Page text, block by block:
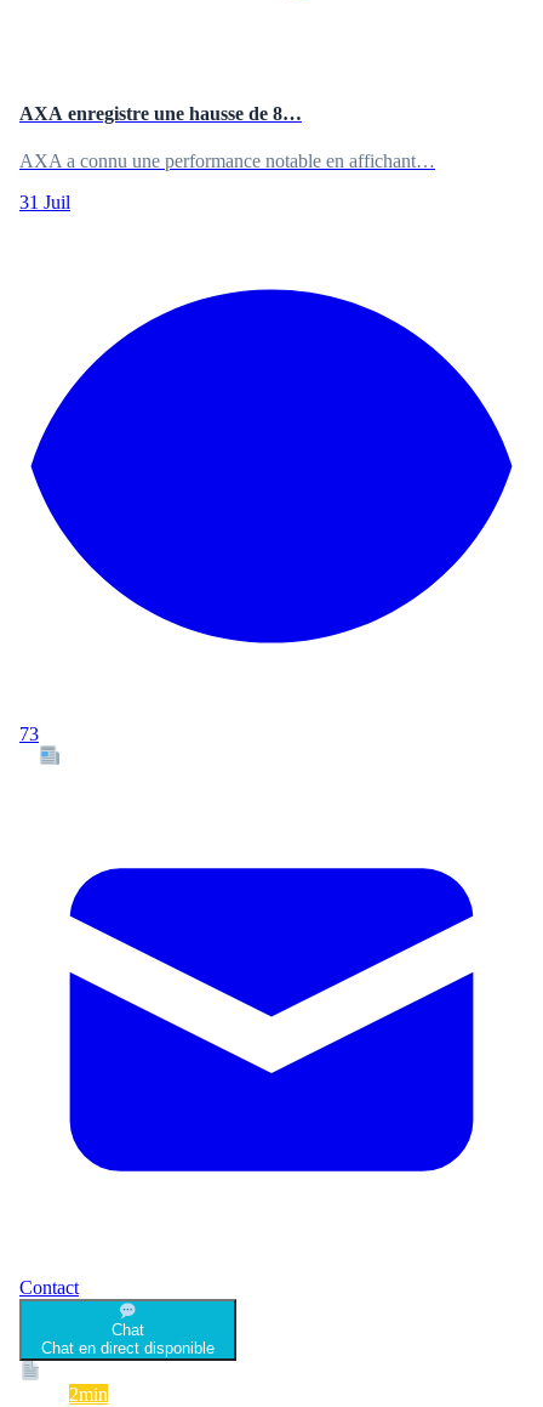
AXA enregistre une hausse de 8…
AXA a connu une performance notable en affichant…
31 Juil
73
Contact
Chat
Chat en direct disponible
2min